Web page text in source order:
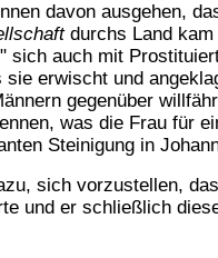
davon ausgehen,
durchs Land
sich auch mit
erwischt und
gegenüber
was die Frau für
Steinigung in
sich vorzustellen,
und er schließlich